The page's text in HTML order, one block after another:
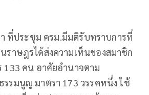
า ที่ประชุม ครม.มีมติรับทราบการที่
ราษฎรได้ส่งความเห็นของสมาชิก
คน อาศัยอำนาจตาม
รมนูญ มาตรา 173 วรรคหนึ่ง ใช้